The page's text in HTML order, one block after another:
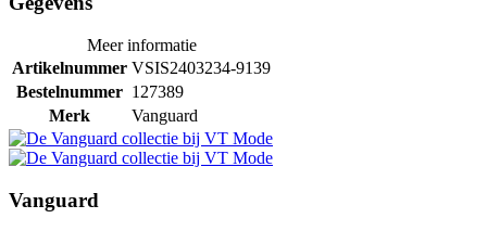
Meer informatie
Artikelnummer VSIS2403234-9139
Bestelnummer 127389
Merk
Vanguard
Vanguard